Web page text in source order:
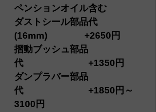
ペンションオイル含む
ダストシール部品代
(16mm) +2650円
摺動ブッシュ部品
代 +1350円
ダンプラバー部品
代 +1850円～
3100円